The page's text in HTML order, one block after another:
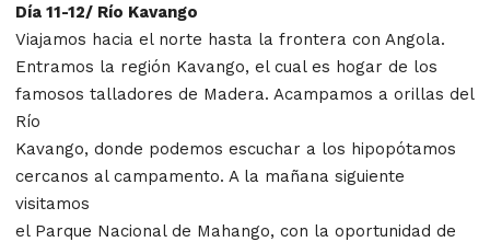
Día 11-12/ Río Kavango
Viajamos hacia el norte hasta la frontera con Angola.
Entramos la región Kavango, el cual es hogar de los
famosos talladores de Madera. Acampamos a orillas del
Río
Kavango, donde podemos escuchar a los hipopótamos
cercanos al campamento. A la mañana siguiente
visitamos
el Parque Nacional de Mahango, con la oportunidad de